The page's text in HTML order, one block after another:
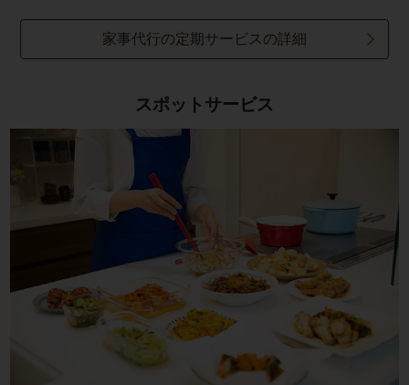
家事代行の定期サービスの詳細
スポットサービス